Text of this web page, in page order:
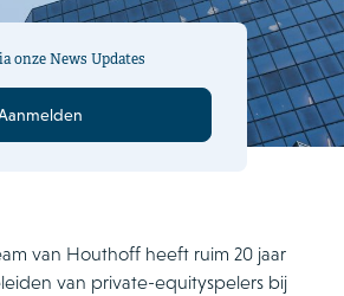
onze News Updates
van Houthoff heeft ruim 20 jaar
van private-equityspelers bij